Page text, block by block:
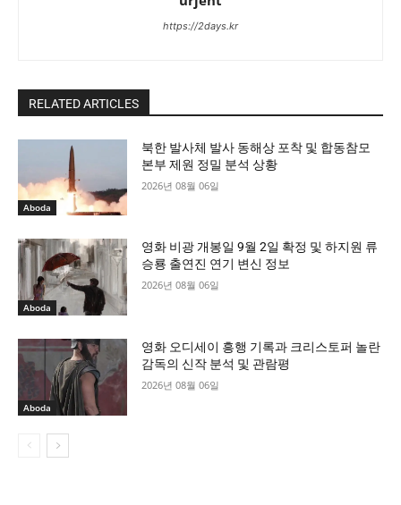
https://2days.kr
RELATED ARTICLES
Aboda
북한 발사체 발사 동해상 포착 및 합동참모
본부 제원 정밀 분석 상황
2026년 08월 06일
Aboda
영화 비광 개봉일 9월 2일 확정 및 하지원 류
승룡 출연진 연기 변신 정보
2026년 08월 06일
Aboda
영화 오디세이 흥행 기록과 크리스토퍼 놀란
감독의 신작 분석 및 관람평
2026년 08월 06일